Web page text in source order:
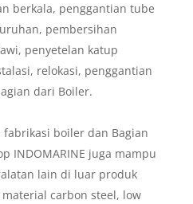
berkala, penggantian tube
pembersihan
penyetelan katup
relokasi, penggantian
dari Boiler.
boiler dan Bagian
INDOMARINE juga mampu
lain di luar produk
carbon steel, low